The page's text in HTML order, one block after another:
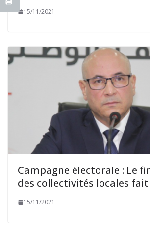
15/11/2021
Campagne électorale : Le
des collectivités locales
15/11/2021